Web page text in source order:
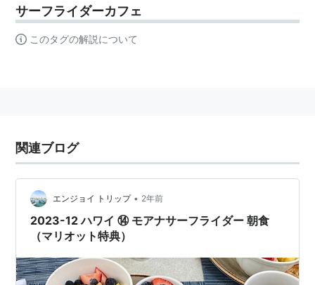
サーフライダーカフェ
このタグの解説について
関連ブログ
エンジョイ トリップ • 2年前
2023-12 ハワイ ⑭ モアナサーフライダー 朝食
（マリオット特典）